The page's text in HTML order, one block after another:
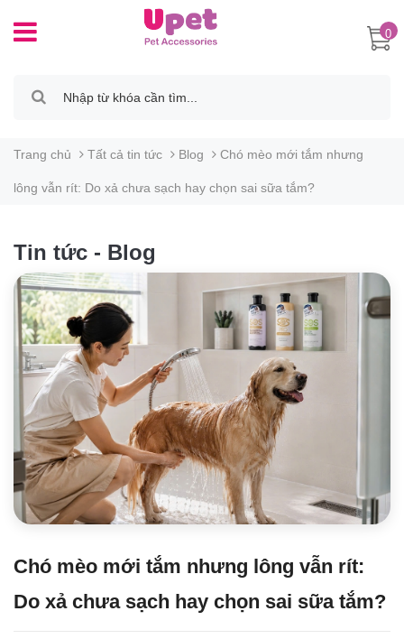
0
Trang chủ Tất cả tin tức Blog Chó mèo mới tắm nhưng
lông vẫn rít: Do xả chưa sạch hay chọn sai sữa tắm?
Tin tức - Blog
Chó mèo mới tắm nhưng lông vẫn rít:
Do xả chưa sạch hay chọn sai sữa tắm?